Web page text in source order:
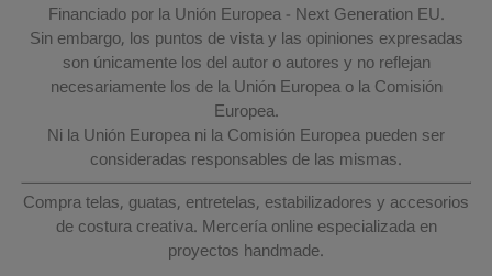
Financiado por la Unión Europea - Next Generation EU.
Sin embargo, los puntos de vista y las opiniones expresadas
son únicamente los del autor o autores y no reflejan
necesariamente los de la Unión Europea o la Comisión
Europea.
Ni la Unión Europea ni la Comisión Europea pueden ser
consideradas responsables de las mismas.
Compra telas, guatas, entretelas, estabilizadores y accesorios
de costura creativa. Mercería online especializada en
proyectos handmade.